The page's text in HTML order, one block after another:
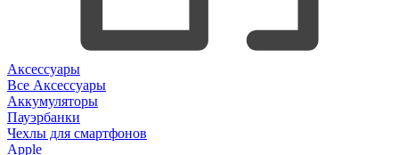
Аксессуары
Все Аксессуары
Аккумуляторы
Пауэрбанки
Чехлы для смартфонов
Apple